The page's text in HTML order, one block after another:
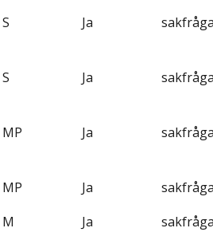
S Ja
S Ja
MP Ja
MP Ja
M Ja